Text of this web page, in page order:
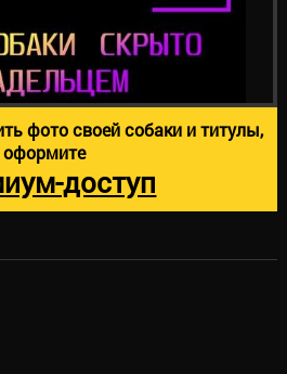
фото своей собаки и титулы,
оформите
доступ